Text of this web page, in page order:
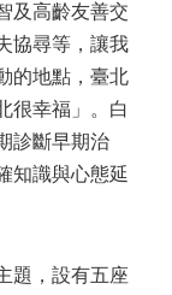
及高齡友善交
協尋等，讓我
的地點，臺北
很幸福」。白
診斷早期治
知識與心態延
題，設有五座